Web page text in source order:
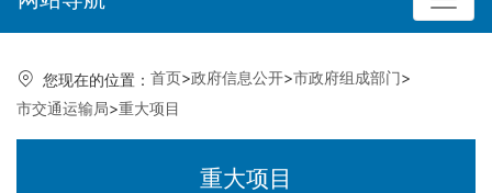
您现在的位置： 首页>政府信息公开>市政府组成部门>
市交通运输局>重大项目
重大项目